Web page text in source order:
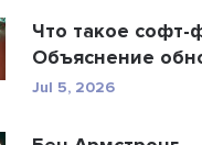
Что такое софт-
Объяснение
Jul 5, 2026